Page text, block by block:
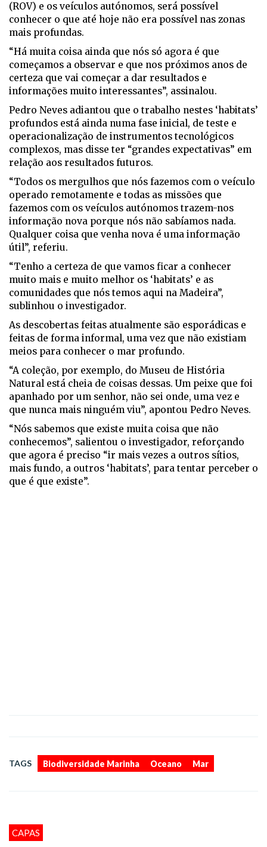
(ROV) e os veículos autónomos, será possível
conhecer o que até hoje não era possível nas zonas
mais profundas.
“Há muita coisa ainda que nós só agora é que
começamos a observar e que nos próximos anos de
certeza que vai começar a dar resultados e
informações muito interessantes”, assinalou.
Pedro Neves adiantou que o trabalho nestes ‘habitats’
profundos está ainda numa fase inicial, de teste e
operacionalização de instrumentos tecnológicos
complexos, mas disse ter “grandes expectativas” em
relação aos resultados futuros.
“Todos os mergulhos que nós fazemos com o veículo
operado remotamente e todas as missões que
fazemos com os veículos autónomos trazem-nos
informação nova porque nós não sabíamos nada.
Qualquer coisa que venha nova é uma informação
útil”, referiu.
“Tenho a certeza de que vamos ficar a conhecer
muito mais e muito melhor os ‘habitats’ e as
comunidades que nós temos aqui na Madeira”,
sublinhou o investigador.
As descobertas feitas atualmente são esporádicas e
feitas de forma informal, uma vez que não existiam
meios para conhecer o mar profundo.
“A coleção, por exemplo, do Museu de História
Natural está cheia de coisas dessas. Um peixe que foi
apanhado por um senhor, não sei onde, uma vez e
que nunca mais ninguém viu”, apontou Pedro Neves.
“Nós sabemos que existe muita coisa que não
conhecemos”, salientou o investigador, reforçando
que agora é preciso “ir mais vezes a outros sítios,
mais fundo, a outros ‘habitats’, para tentar perceber o
que é que existe”.
TAGS Biodiversidade Marinha Oceano Mar
CAPAS